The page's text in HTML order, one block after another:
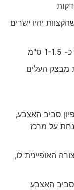
יהיו ישרים
העלים
סביב האצבע,
על מרכז
לו,
האצבע